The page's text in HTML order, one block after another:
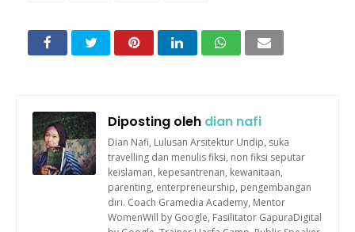
Diposting oleh dian nafi
Dian Nafi, Lulusan Arsitektur Undip, suka
travelling dan menulis fiksi, non fiksi seputar
keislaman, kepesantrenan, kewanitaan,
parenting, enterpreneurship, pengembangan
diri. Coach Gramedia Academy, Mentor
WomenWill by Google, Fasilitator GapuraDigital